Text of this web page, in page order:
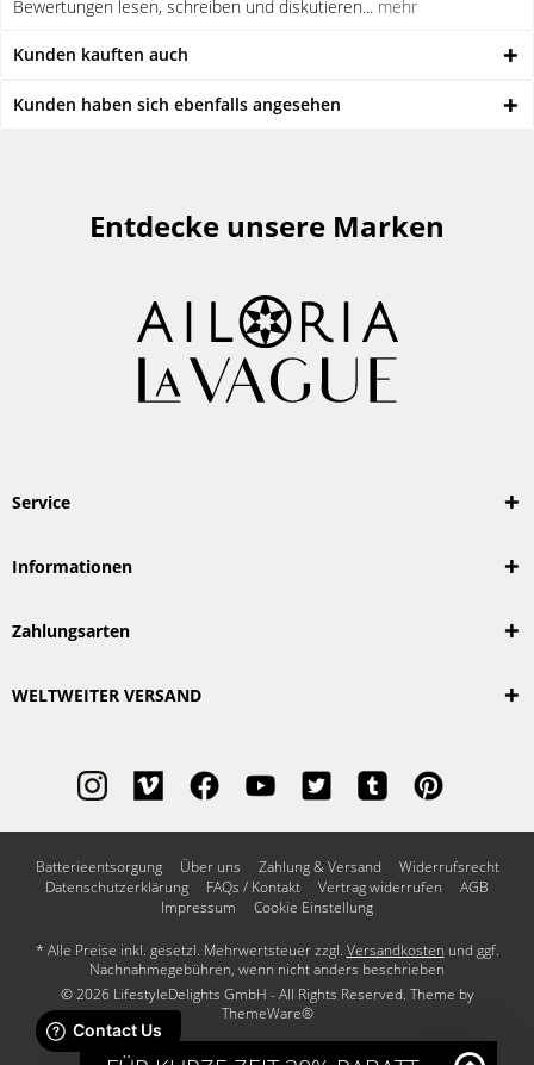
Bewertungen lesen, schreiben und diskutieren... mehr
Kunden kauften auch
Kunden haben sich ebenfalls angesehen
Entdecke unsere Marken
Service
Informationen
Zahlungsarten
WELTWEITER VERSAND
Batterieentsorgung Über uns Zahlung & Versand
Widerrufsrecht
Datenschutzerklärung
FAQs / Kontakt Vertrag widerrufen
AGB
Impressum
Cookie Einstellung
* Alle Preise inkl. gesetzl. Mehrwertsteuer zzgl. Versandkosten und ggf.
Nachnahmegebühren, wenn nicht anders beschrieben
© 2026 LifestyleDelights GmbH - All Rights Reserved. Theme by
ThemeWare®